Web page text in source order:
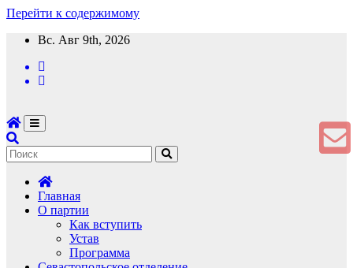
Перейти к содержимому
Вс. Авг 9th, 2026
Главная
О партии
Как вступить
Устав
Программа